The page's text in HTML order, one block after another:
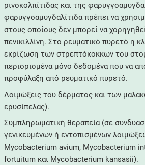
ρινοκολπίτιδας και της
φαρυγγοαμυγδαλίτιδα πρέπει να
στους οποίους δεν μπορεί να
πενικιλλίνη. Στο ρευματικό πυρετό η
εκρίζωση των στρεπτόκοκκων του
περιορισμένα μόνο δεδομένα που να
προφύλαξη από ρευματικό πυρετό.
Λοιμώξεις του δέρματος και των
ερυσίπελας).
Συμπληρωματική θεραπεία (σε
γενικευμένων ή εντοπισμένων
Mycobacterium avium, Mycobacterium
fortuitum και Mycobacterium kansasii).